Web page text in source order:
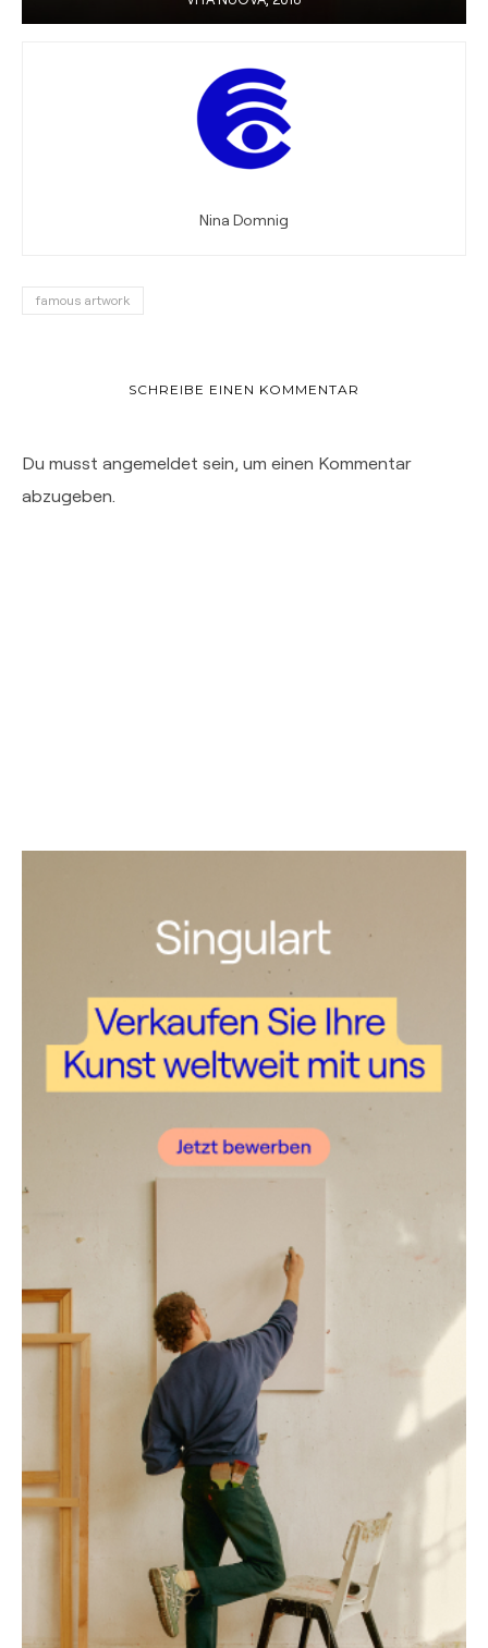
Nina Domnig
famous artwork
SCHREIBE EINEN KOMMENTAR
Du musst angemeldet sein, um einen Kommentar
abzugeben.